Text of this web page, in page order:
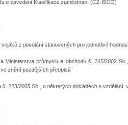
o zavedení Klasifikace zaměstnání (CZ-ISCO)
z povolání stanovených pro jednotlivé
Ministerstva průmyslu a obchodu č. 345/2002
znění pozdějších předpisů
223/2005 Sb., o některých dokladech o vzdělání,